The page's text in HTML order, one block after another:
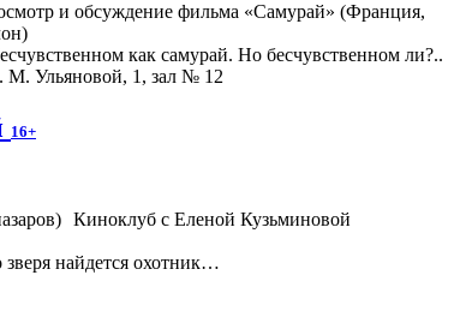
и обсуждение фильма «Самурай» (Франция,
как самурай. Но бесчувственном ли?..
М. Ульяновой, 1, зал № 12
16+
Киноклуб с Еленой Кузьминовой
найдется охотник…